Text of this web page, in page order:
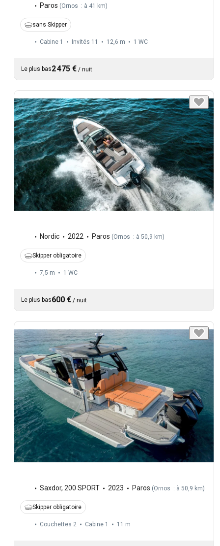
Paros (Ornos : à 41 km)
sans Skipper
Cabine 1 Invités 11 12,6 m 1 WC
Le plus bas2 475 € / nuit
Nordic 2022 Paros (Ornos : à 50,9 km)
Skipper obligatoire
7,5 m 1 WC
Le plus bas600 € / nuit
Saxdor, 200 SPORT 2023 Paros (Ornos : à 50,9 km)
Skipper obligatoire
Couchettes 2 Cabine 1 11 m